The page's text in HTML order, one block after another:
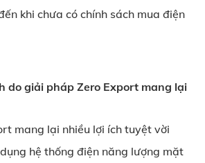
khi chưa có chính sách mua điện
do giải pháp Zero Export mang lại
mang lại nhiều lợi ích tuyệt vời
hệ thống điện năng lượng mặt